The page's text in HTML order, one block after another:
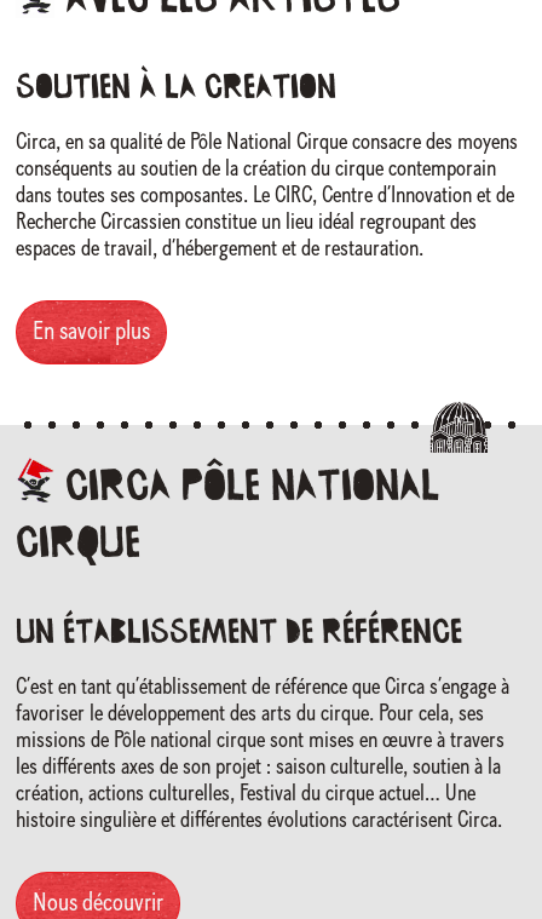
SOUTIEN à LA CREATION
Circa, en sa qualité de Pôle National Cirque consacre des moyens
conséquents au soutien de la création du cirque contemporain
dans toutes ses composantes. Le CIRC, Centre d’Innovation et de
Recherche Circassien constitue un lieu idéal regroupant des
espaces de travail, d’hébergement et de restauration.
En savoir plus
Circa Pôle national
cirque
Un établissement de référence
C’est en tant qu’établissement de référence que Circa s’engage à
favoriser le développement des arts du cirque. Pour cela, ses
missions de Pôle national cirque sont mises en œuvre à travers
les différents axes de son projet : saison culturelle, soutien à la
création, actions culturelles, Festival du cirque actuel… Une
histoire singulière et différentes évolutions caractérisent Circa.
Nous découvrir